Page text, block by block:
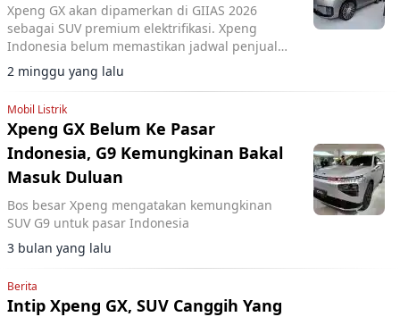
Xpeng GX akan dipamerkan di GIIAS 2026
sebagai SUV premium elektrifikasi. Xpeng
Indonesia belum memastikan jadwal penjualan
resmi di pasar domestik.
2 minggu yang lalu
Mobil Listrik
Xpeng GX Belum Ke Pasar
Indonesia, G9 Kemungkinan Bakal
Masuk Duluan
Bos besar Xpeng mengatakan kemungkinan
SUV G9 untuk pasar Indonesia
3 bulan yang lalu
Berita
Intip Xpeng GX, SUV Canggih Yang